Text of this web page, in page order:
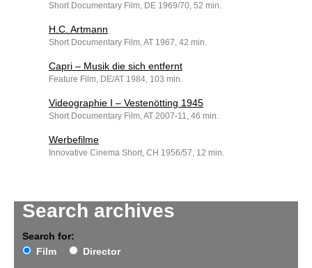
Search archives
Search for:
Film
Director
Short Documentary Film, DE 1969/70, 52 min.
H.C. Artmann
Short Documentary Film, AT 1967, 42 min.
Capri – Musik die sich entfernt
Feature Film, DE/AT 1984, 103 min.
Videographie I – Vestenötting 1945
Short Documentary Film, AT 2007-11, 46 min.
Werbefilme
Innovative Cinema Short, CH 1956/57, 12 min.